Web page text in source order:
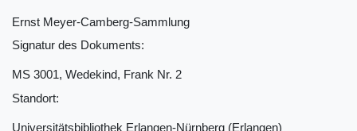
Ernst Meyer-Camberg-Sammlung
Signatur des Dokuments:
MS 3001, Wedekind, Frank Nr. 2
Standort:
Universitätsbibliothek Erlangen-Nürnberg (Erlangen)